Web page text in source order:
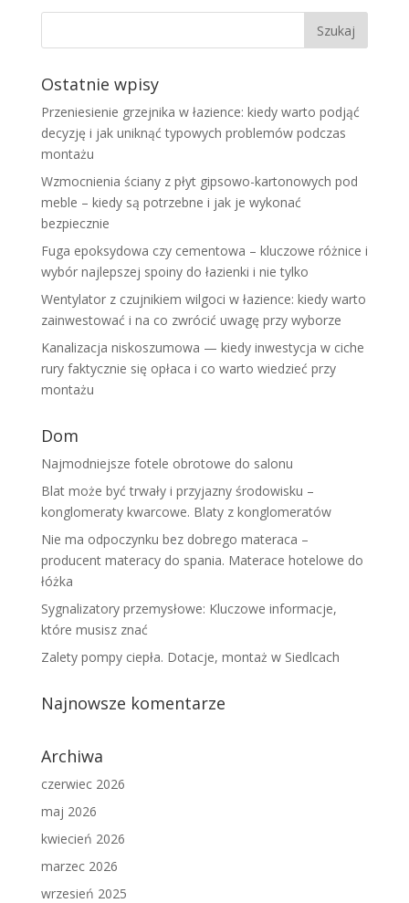
Ostatnie wpisy
Przeniesienie grzejnika w łazience: kiedy warto podjąć
decyzję i jak uniknąć typowych problemów podczas
montażu
Wzmocnienia ściany z płyt gipsowo-kartonowych pod
meble – kiedy są potrzebne i jak je wykonać
bezpiecznie
Fuga epoksydowa czy cementowa – kluczowe różnice i
wybór najlepszej spoiny do łazienki i nie tylko
Wentylator z czujnikiem wilgoci w łazience: kiedy warto
zainwestować i na co zwrócić uwagę przy wyborze
Kanalizacja niskoszumowa — kiedy inwestycja w ciche
rury faktycznie się opłaca i co warto wiedzieć przy
montażu
Dom
Najmodniejsze fotele obrotowe do salonu
Blat może być trwały i przyjazny środowisku –
konglomeraty kwarcowe. Blaty z konglomeratów
Nie ma odpoczynku bez dobrego materaca –
producent materacy do spania. Materace hotelowe do
łóżka
Sygnalizatory przemysłowe: Kluczowe informacje,
które musisz znać
Zalety pompy ciepła. Dotacje, montaż w Siedlcach
Najnowsze komentarze
Archiwa
czerwiec 2026
maj 2026
kwiecień 2026
marzec 2026
wrzesień 2025